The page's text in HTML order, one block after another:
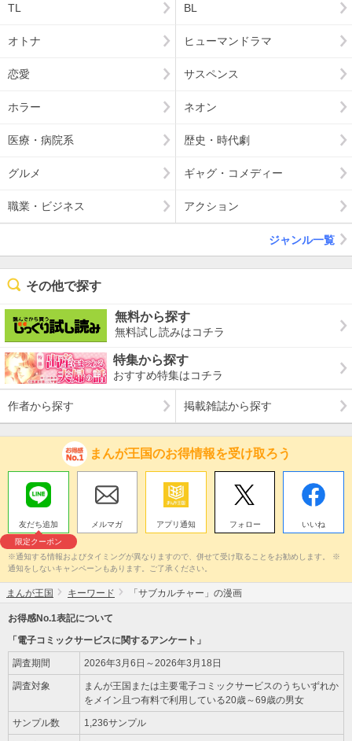
TL BL
オトナ ヒューマンドラマ
恋愛 サスペンス
ホラー ネオン
医療・病院系 歴史・時代劇
グルメ ギャグ・コメディー
職業・ビジネス アクション
ジャンル一覧
その他で探す
無料から探す
無料試し読みはコチラ
特集から探す
おすすめ特集はコチラ
作者から探す 掲載雑誌から探す
まんが王国のお得情報を受け取ろう
友だち追加
限定クーポン
メルマガ アプリ通知 フォロー いいね
※通知する情報およびタイミングが異なりますので、併せて受け取ることをお勧めします。 ※
通知をしないキャンペーンもあります。ご了承ください。
まんが王国 キーワード 「サブカルチャー」の漫画
お得感No.1表記について
「電子コミックサービスに関するアンケート」
調査期間 2026年3月6日～2026年3月18日
調査対象
まんが王国または主要電子コミックサービスのうちいずれか
をメイン且つ有料で利用している20歳～69歳の男女
サンプル数 1,236サンプル